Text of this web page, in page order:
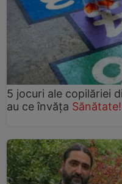
5 jocuri ale copilăriei
au ce învăța Sănătate!